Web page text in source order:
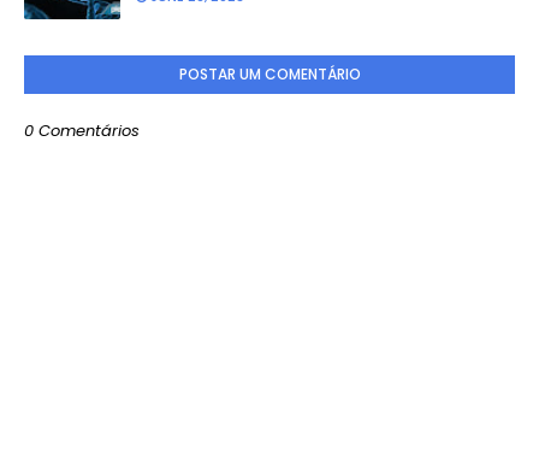
POSTAR UM COMENTÁRIO
0 Comentários